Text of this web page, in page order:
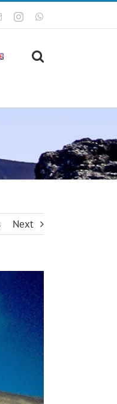
CorreoInstagram
Next